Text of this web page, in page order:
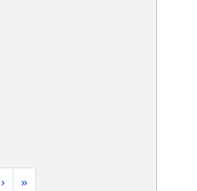
suivante
Dernière page
»